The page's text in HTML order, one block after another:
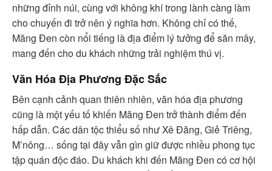
những đỉnh núi, cùng với không khí trong lành càng làm
cho chuyến đi trở nên ý nghĩa hơn. Không chỉ có thế,
Măng Đen còn nổi tiếng là địa điểm lý tưởng để săn mây,
mang đến cho du khách những trải nghiệm thú vị.
Văn Hóa Địa Phương Đặc Sắc
Bên cạnh cảnh quan thiên nhiên, văn hóa địa phương
cũng là một yếu tố khiến Măng Đen trở thành điểm đến
hấp dẫn. Các dân tộc thiểu số như Xê Đăng, Giẻ Triêng,
M’nông… sống tại đây vẫn gìn giữ được nhiều phong tục
tập quán độc đáo. Du khách khi đến Măng Đen có cơ hội